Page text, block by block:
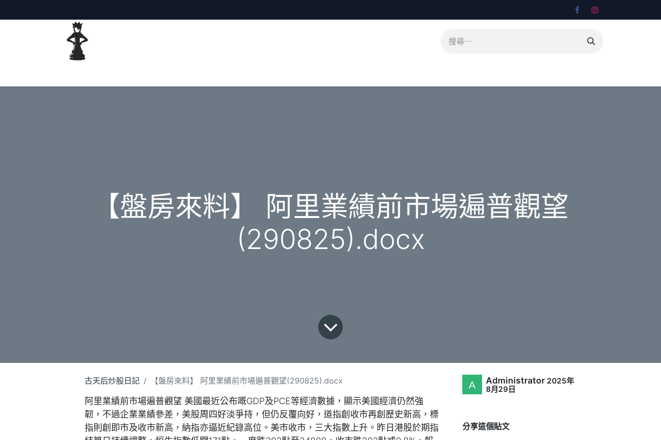
【盤房來料】 阿里業績前市場遍普觀望
(290825).docx
古天后炒股日記 【盤房來料】 阿里業績前市場遍普觀望(290825).docx
阿里業績前市場遍普觀望 美國最近公布嘅GDP及PCE等經濟數據，顯示美國經濟仍然強
韌，不過企業業績參差，美股周四好淡爭持，但仍反覆向好，道指創收市再創歷史新高，標
指則創即市及收市新高，納指亦逼近紀錄高位。美市收市，三大指數上升。昨日港股於期指
Administrator 2025年
8月29日
分享這個貼文